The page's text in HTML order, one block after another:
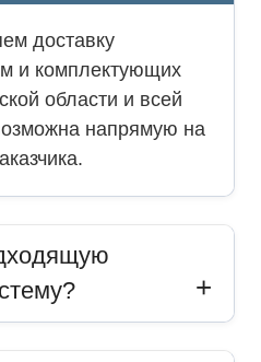
доставку
и комплектующих
области и всей
напрямую на